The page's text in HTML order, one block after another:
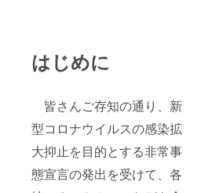
はじめに
皆さんご存知の通り、新
型コロナウイルスの感染拡
大抑止を目的とする非常事
態宣言の発出を受けて、各